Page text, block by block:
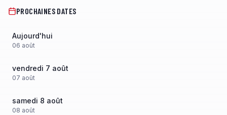
PROCHAINES DATES
Aujourd'hui
06 août
vendredi 7 août
07 août
samedi 8 août
08 août